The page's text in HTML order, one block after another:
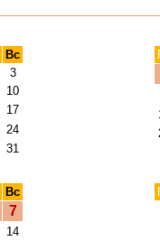
Вс
3
10
17
24
31
Вс
7
14